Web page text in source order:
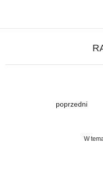
poprzedni
W